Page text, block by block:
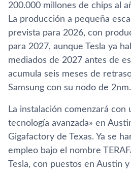
200.000 millones de chips al
La producción a pequeña
prevista para 2026, con
para 2027, aunque Tesla ya
mediados de 2027 antes de
acumula seis meses de
Samsung con su nodo de 2nm.
La instalación comenzará con
tecnología avanzada» en
Gigafactory de Texas. Ya se
empleo bajo el nombre
Tesla, con puestos en Austin